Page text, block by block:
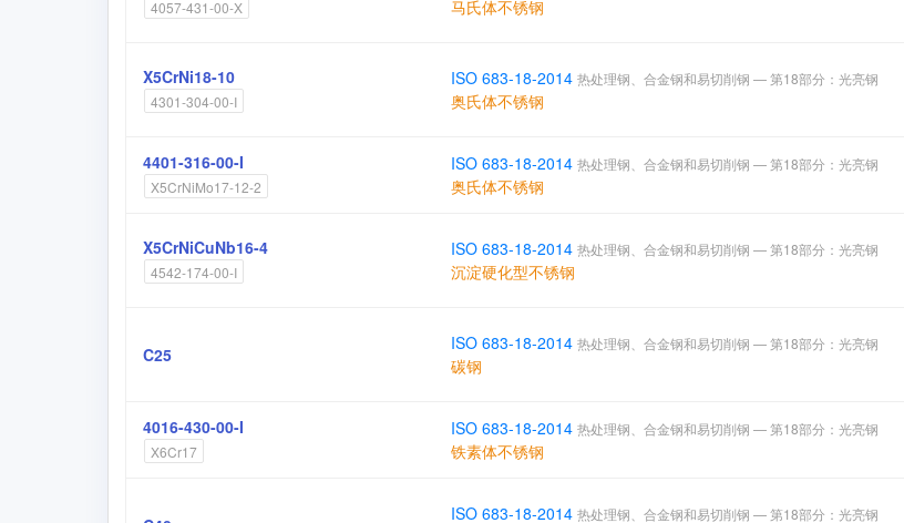
4057-431-00-X 马氏体不锈钢
X5CrNi18-10
4301-304-00-I
ISO 683-18-2014 热处理钢、合金钢和易切削钢 — 第18部分：光亮钢
奥氏体不锈钢
4401-316-00-I
X5CrNiMo17-12-2
ISO 683-18-2014 热处理钢、合金钢和易切削钢 — 第18部分：光亮钢
奥氏体不锈钢
X5CrNiCuNb16-4
4542-174-00-I
ISO 683-18-2014 热处理钢、合金钢和易切削钢 — 第18部分：光亮钢
沉淀硬化型不锈钢
C25
ISO 683-18-2014 热处理钢、合金钢和易切削钢 — 第18部分：光亮钢
碳钢
4016-430-00-I
X6Cr17
ISO 683-18-2014 热处理钢、合金钢和易切削钢 — 第18部分：光亮钢
铁素体不锈钢
ISO 683-18-2014 热处理钢、合金钢和易切削钢 — 第18部分：光亮钢